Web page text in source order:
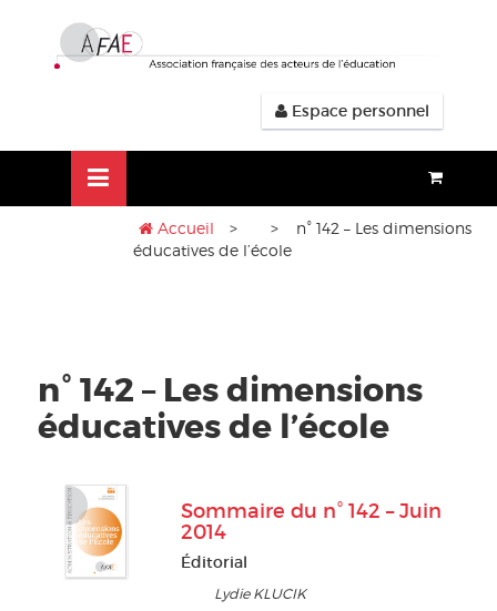
contenu
Espace personnel
Accueil >
> n° 142 – Les dimensions
éducatives de l’école
n° 142 – Les dimensions
éducatives de l’école
Sommaire du n° 142 – Juin
2014
Éditorial
Lydie KLUCIK